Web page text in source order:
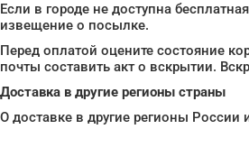
Если в городе не доступна
извещение о посылке.
Перед оплатой оцените состояние
почты составить акт о вскрытии.
Доставка в другие регионы страны
О доставке в другие регионы